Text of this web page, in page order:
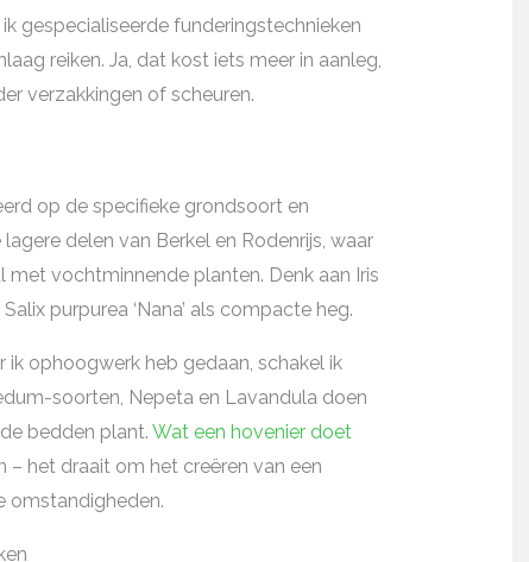
gespecialiseerde funderingstechnieken
reiken. Ja, dat kost iets meer in aanleg,
verzakkingen of scheuren.
op de specifieke grondsoort en
delen van Berkel en Rodenrijs, waar
vochtminnende planten. Denk aan Iris
purpurea ‘Nana’ als compacte heg.
ophoogwerk heb gedaan, schakel ik
soorten, Nepeta en Lavandula doen
bedden plant. Wat een hovenier doet
het draait om het creëren van een
omstandigheden.